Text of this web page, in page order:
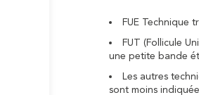
FUE Technique
FUT (Follicule
une petite bande
Les autres
sont moins
Mes
qualifications
Ma
vision
de
la
CabinetCabinet